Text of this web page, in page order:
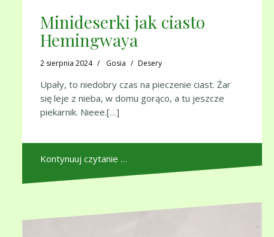
Minideserki jak ciasto
Hemingwaya
2 sierpnia 2024 Gosia Desery
Upały, to niedobry czas na pieczenie ciast. Żar
się leje z nieba, w domu gorąco, a tu jeszcze
piekarnik. Nieee.[…]
Kontynuuj czytanie …